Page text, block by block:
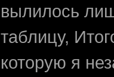
вылилось
таблицу,
которую я